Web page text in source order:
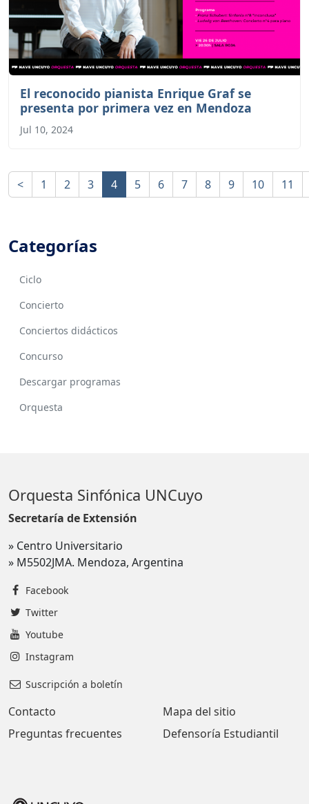
El reconocido pianista Enrique Graf se
presenta por primera vez en Mendoza
Jul 10, 2024
< 1 2 3 4 5 6 7 8 9 10 11
Categorías
Ciclo
Concierto
Conciertos didácticos
Concurso
Descargar programas
Orquesta
Orquesta Sinfónica UNCuyo
Secretaría de Extensión
» Centro Universitario
» M5502JMA. Mendoza, Argentina
Facebook
Twitter
Youtube
Instagram
Suscripción a boletín
Contacto
Preguntas frecuentes
Mapa del sitio
Defensoría Estudiantil